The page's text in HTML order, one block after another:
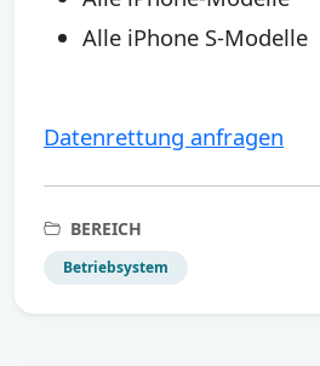
Alle iPhone S-Modelle
Datenrettung anfragen
BEREICH
Betriebsystem